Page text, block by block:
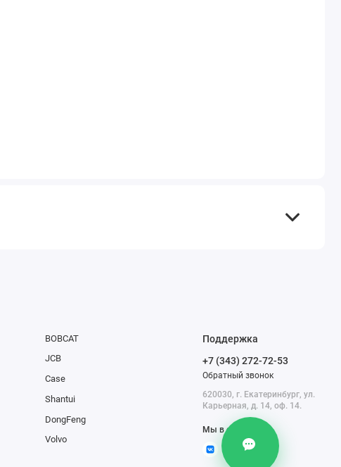
BOBCAT
JCB
Case
Shantui
DongFeng
Volvo
Поддержка
+7 (343) 272-72-53
Обратный звонок
620030, г. Екатеринбург, ул.
Карьерная, д. 14, оф. 14.
Мы в сети
@